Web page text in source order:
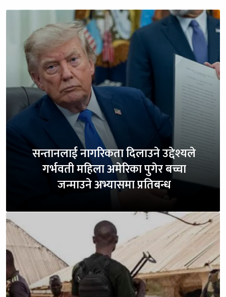
सन्तानलाई नागरिकता दिलाउने उद्देश्यले
गर्भवती महिला अमेरिका पुगेर बच्चा
जन्माउने अभ्यासमा प्रतिबन्ध